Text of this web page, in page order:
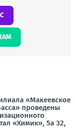
«Макеевское
проведены
«Химик», 5а 32,